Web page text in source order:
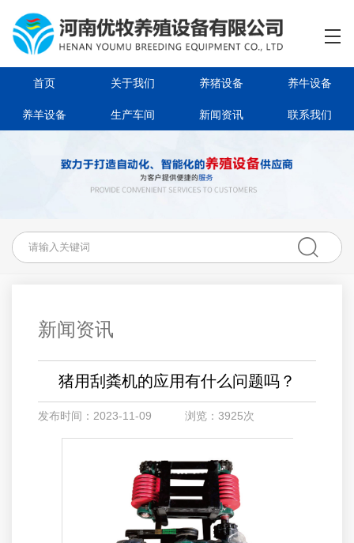
首页
新闻资讯
联系我们
首页 关于我们 养猪设备 养牛设备
养羊设备 生产车间 新闻资讯 联系我们
新闻资讯
猪用刮粪机的应用有什么问题吗？
发布时间：2023-11-09 浏览：3925次